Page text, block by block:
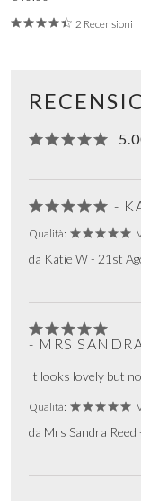
2 Recensioni
-
Qualità:
da Katie W - 21st
- MRS
It looks lovely but
Qualità:
da Mrs Sandra